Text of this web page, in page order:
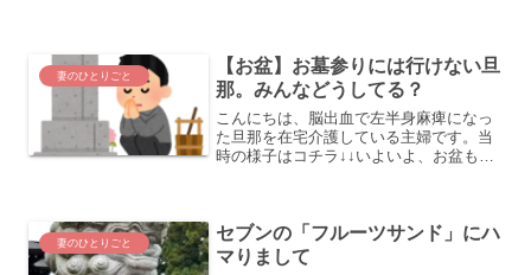
運動の仕方や器具まで教え...
妻のひとりごと
【お盆】お墓参りには行けない旦
那。みんなどうしてる？
こんにちは、脳出血で左半身麻痺になっ
た旦那を在宅介護している主婦です。当
時の様子はコチラ↓↓いよいよ、お盆も終
というのは大袈裟ですが...
妻のひとりごと
セブンの「フルーツサンド」にハ
マりまして